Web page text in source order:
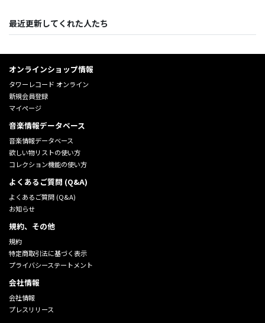
最近更新してくれた人たち
オンラインショップ情報
タワーレコード オンライン
新規会員登録
マイページ
音楽情報データベース
音楽情報データベース
欲しい物リストの使い方
コレクション機能の使い方
よくあるご質問 (Q&A)
よくあるご質問 (Q&A)
お知らせ
規約、その他
規約
特定商取引法に基づく表示
プライバシーステートメント
会社情報
会社情報
プレスリリース